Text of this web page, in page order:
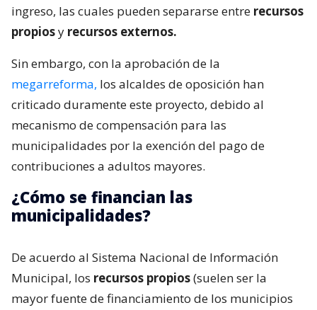
ingreso, las cuales pueden separarse entre recursos
propiosy recursos externos.
Sin embargo, con la aprobación de la
megarreforma, los alcaldes de oposición han
criticado duramente este proyecto, debido al
mecanismo de compensación para las
municipalidades por la exención del pago de
contribuciones a adultos mayores.
¿Cómo se financian las
municipalidades?
De acuerdo al Sistema Nacional de Información
Municipal, los recursos propios(suelen ser la
mayor fuente de financiamiento de los municipios